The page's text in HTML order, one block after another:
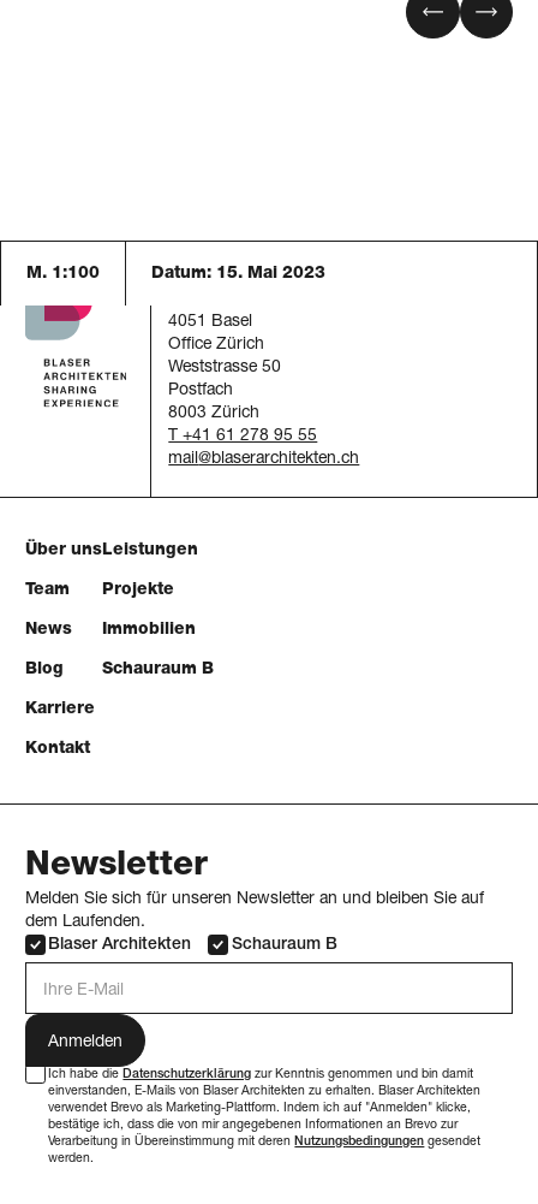
M. 1:100 Datum: 15. Mai 2023
Blaser Architekten AG
4051 Basel
Office Zürich
Weststrasse 50
Postfach
8003 Zürich
T +41 61 278 95 55
mail
Über uns
Team
News
Blog
Karriere
Kontakt
Leistungen
Projekte
Immobilien
Schauraum B
Newsletter
Melden Sie sich für unseren Newsletter an und bleiben Sie auf
dem Laufenden.
Blaser Architekten
Schauraum B
Ich habe dieDatenschutzerklärung zur Kenntnis genommen und bin damit
einverstanden, E-Mails von Blaser Architekten zu erhalten. Blaser Architekten
verwendet Brevo als Marketing-Plattform. Indem ich auf "Anmelden" klicke,
bestätige ich, dass die von mir angegebenen Informationen an Brevo zur
Verarbeitung in Übereinstimmung mit derenNutzungsbedingungen gesendet
werden.